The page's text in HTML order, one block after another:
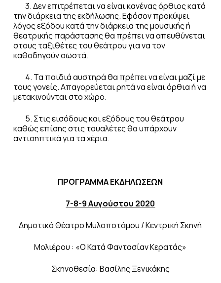
3. Δεν επιτρέπεται να είναι κανένας όρθιος κατά
την διάρκεια της εκδήλωσης. Εφόσον προκύψει
λόγος εξόδου κατά την διάρκεια της μουσικής ή
θεατρικής παράστασης θα πρέπει να απευθύνεται
στους ταξιθέτες του θεάτρου για να τον
καθοδηγούν σωστά.
4. Τα παιδιά αυστηρά θα πρέπει να είναι μαζί με
τους γονείς. Απαγορεύεται ρητά να είναι όρθια ή να
μετακινούνται στο χώρο.
5. Στις εισόδους και εξόδους του θεάτρου
καθώς επίσης στις τουαλέτες θα υπάρχουν
αντισηπτικά για τα χέρια.
ΠΡΟΓΡΑΜΜΑ ΕΚΔΗΛΩΣΕΩΝ
7-8-9 Αυγούστου 2020
Δημοτικό Θέατρο Μυλοποτάμου / Κεντρική Σκηνή
Μολιέρου : «Ο Κατά Φαντασίαν Κερατάς»
Σκηνοθεσία: Βασίλης Ξενικάκης